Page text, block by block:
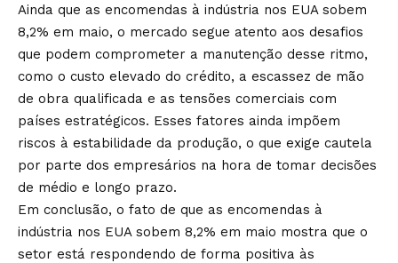
Ainda que as encomendas à indústria nos EUA sobem
8,2% em maio, o mercado segue atento aos desafios
que podem comprometer a manutenção desse ritmo,
como o custo elevado do crédito, a escassez de mão
de obra qualificada e as tensões comerciais com
países estratégicos. Esses fatores ainda impõem
riscos à estabilidade da produção, o que exige cautela
por parte dos empresários na hora de tomar decisões
de médio e longo prazo.
Em conclusão, o fato de que as encomendas à
indústria nos EUA sobem 8,2% em maio mostra que o
setor está respondendo de forma positiva às